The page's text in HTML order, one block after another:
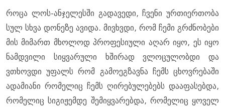
როცა ლოს-ან­ჯე­ლეს­ში გა­და­ვე­დი, ჩვე­ნი ურ­თი­ერ­თო­ბა
სულ სხვა დო­ნე­ზე ავი­და. მივ­ხვდი, რომ ჩემი გრძნო­ბე­ბი
მის მი­მართ მხო­ლოდ პრო­ფე­სი­უ­ლი აღარ იყო, ეს იყო
ნამ­დვი­ლი სიყ­ვა­რუ­ლი ხში­რად ვლო­ცუ­ლობ­დი და
ვთხოვ­დი უფალს რომ გა­მო­ეგ­ზავ­ნა ჩემს ცხოვ­რე­ბა­ში
ადა­მი­ა­ნი რო­მე­ლიც ჩემს ღი­რე­ბუ­ლე­ბებს და­ა­ფა­სებ­და,
რო­მე­ლიც სი­გი­ჟემ­დე შე­მიყ­ვა­რებ­და, რო­მე­ლიც ყო­ველ